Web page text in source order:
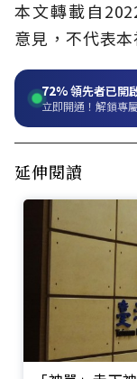
本文轉載自
意見，不代表本
72%領先者已開
立即開通！解鎖專
延伸閱讀